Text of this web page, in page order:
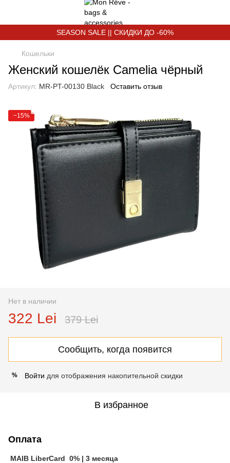
SEASON SALE || СКИДКИ ДО -60%
Кошельки
Женский кошелёк Camelia чёрный
Артикул: MR-PT-00130 Black Оставить отзыв
−15%
Нет в наличии
322 Lei 379 Lei
Сообщить, когда появится
% Войти для отображения накопительной скидки
В избранное
Оплата
MAIB LiberCard 0% | 3 месяца